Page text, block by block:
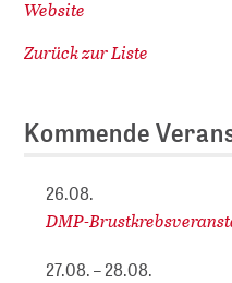
Website
Zurück zur Liste
Kommende
26.08.
DMP-
27.08. – 28.08.